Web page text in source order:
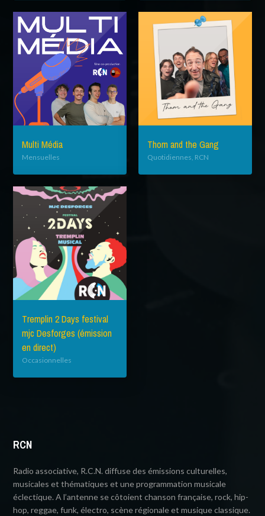
Multi Média
Mensuelles
Thom and the Gang
Quotidiennes, RCN
Tremplin 2 Days festival
mjc Desforges (émission
en direct)
Occasionnelles
RCN
Radio associative, R.C.N. diffuse des émissions culturelles,
musicales et thématiques et une programmation musicale
éclectique. A l’antenne se côtoient chanson française, rock, hip-
hop, reggae, funk, électro, scène régionale et musique classique.